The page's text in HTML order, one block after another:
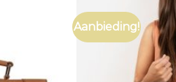
Aanbieding!